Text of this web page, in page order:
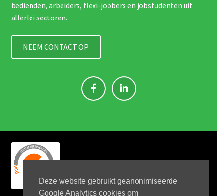
Deze website gebruikt geanonimiseerde
Google Analytics cookies om
bedienden, arbeiders, flexi-jobbers en jobstudenten uit
allerlei sectoren.
NEEM CONTACT OP